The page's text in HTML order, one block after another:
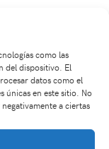
como las
del dispositivo. El
datos como el
únicas en este sitio. No
a ciertas